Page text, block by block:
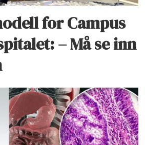
for Campus
– Må se inn